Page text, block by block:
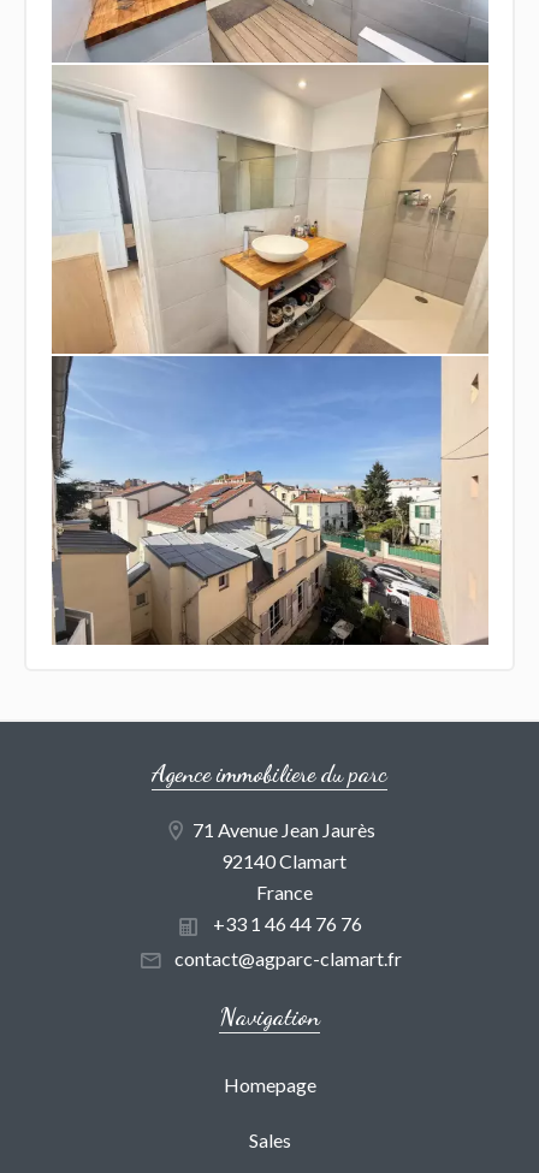
Agence immobiliere du parc
71 Avenue Jean Jaurès
92140 Clamart
France
+33 1 46 44 76 76
contact@agparc-clamart.fr
Navigation
Homepage
Sales